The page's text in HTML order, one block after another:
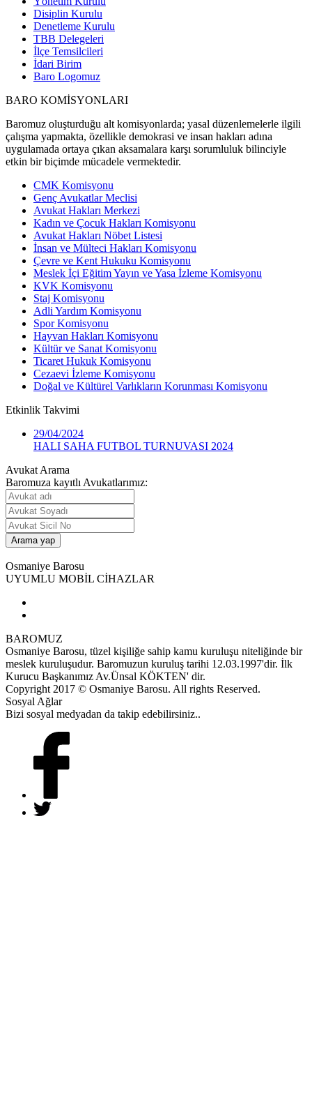
Disiplin Kurulu
Denetleme Kurulu
TBB Delegeleri
İlçe Temsilcileri
İdari Birim
Baro Logomuz
BARO KOMİSYONLARI
Baromuz oluşturduğu alt komisyonlarda; yasal düzenlemelerle ilgili
çalışma yapmakta, özellikle demokrasi ve insan hakları adına
uygulamada ortaya çıkan aksamalara karşı sorumluluk bilinciyle
etkin bir biçimde mücadele vermektedir.
CMK Komisyonu
Genç Avukatlar Meclisi
Avukat Hakları Merkezi
Kadın ve Çocuk Hakları Komisyonu
Avukat Hakları Nöbet Listesi
İnsan ve Mülteci Hakları Komisyonu
Çevre ve Kent Hukuku Komisyonu
Meslek İçi Eğitim Yayın ve Yasa İzleme Komisyonu
KVK Komisyonu
Staj Komisyonu
Adli Yardım Komisyonu
Spor Komisyonu
Hayvan Hakları Komisyonu
Kültür ve Sanat Komisyonu
Ticaret Hukuk Komisyonu
Cezaevi İzleme Komisyonu
Doğal ve Kültürel Varlıkların Korunması Komisyonu
Etkinlik Takvimi
29/04/2024
HALI SAHA FUTBOL TURNUVASI 2024
Avukat Arama
Baromuza kayıtlı Avukatlarımız:
Osmaniye Barosu
UYUMLU MOBİL CİHAZLAR
BAROMUZ
Osmaniye Barosu, tüzel kişiliğe sahip kamu kuruluşu niteliğinde bir
meslek kuruluşudur. Baromuzun kuruluş tarihi 12.03.1997'dir. İlk
Kurucu Başkanımız Av.Ünsal KÖKTEN' dir.
Copyright 2017 © Osmaniye Barosu. All rights Reserved.
Sosyal Ağlar
Bizi sosyal medyadan da takip edebilirsiniz..